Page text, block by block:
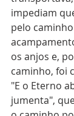
impediam
pelo
os anjos e,
caminho, foi
"E o Eterno
jumenta",